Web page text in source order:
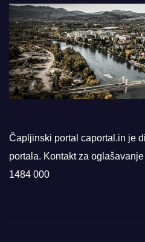
Čapljinski portal caportal.in je
portala. Kontakt za
1484 000